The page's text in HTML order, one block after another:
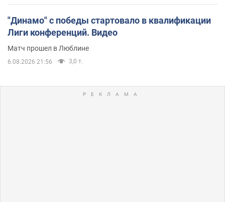
"Динамо" с победы стартовало в квалификации
Лиги конференций. Видео
Матч прошел в Люблине
6.08.2026 21:56 3,0 т.